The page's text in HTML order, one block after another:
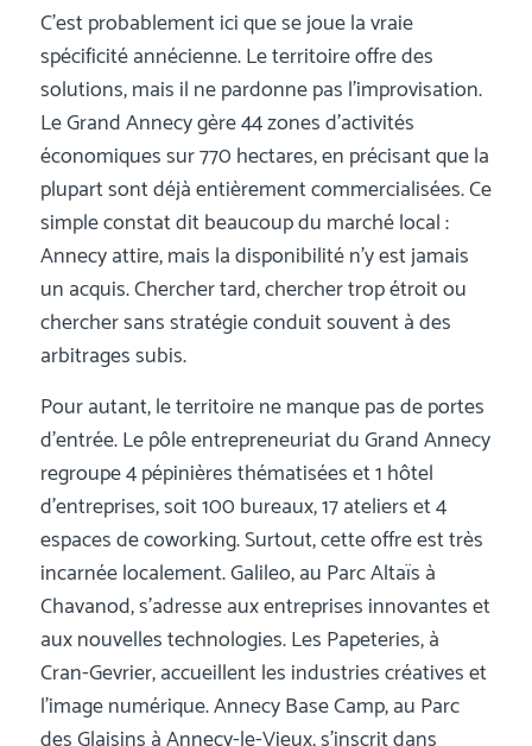
C’est probablement ici que se joue la vraie
spécificité annécienne. Le territoire offre des
solutions, mais il ne pardonne pas l’improvisation.
Le Grand Annecy gère 44 zones d’activités
économiques sur 770 hectares, en précisant que la
plupart sont déjà entièrement commercialisées. Ce
simple constat dit beaucoup du marché local :
Annecy attire, mais la disponibilité n’y est jamais
un acquis. Chercher tard, chercher trop étroit ou
chercher sans stratégie conduit souvent à des
arbitrages subis.
Pour autant, le territoire ne manque pas de portes
d’entrée. Le pôle entrepreneuriat du Grand Annecy
regroupe 4 pépinières thématisées et 1 hôtel
d’entreprises, soit 100 bureaux, 17 ateliers et 4
espaces de coworking. Surtout, cette offre est très
incarnée localement. Galileo, au Parc Altaïs à
Chavanod, s’adresse aux entreprises innovantes et
aux nouvelles technologies. Les Papeteries, à
Cran-Gevrier, accueillent les industries créatives et
l’image numérique. Annecy Base Camp, au Parc